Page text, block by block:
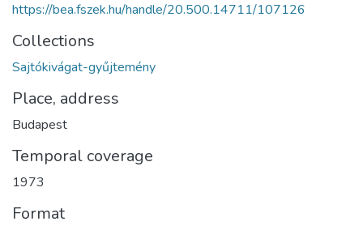
https://bea.fszek.hu/handle/20.500.14711/107126
Collections
Sajtókivágat-gyűjtemény
Place, address
Budapest
Temporal coverage
1973
Format